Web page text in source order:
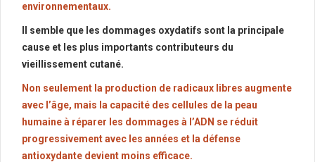
environnementaux.
Il semble que les dommages oxydatifs sont la principale
cause et les plus importants contributeurs du
vieillissement cutané.
Non seulement la production de radicaux libres augmente
avec l’âge, mais la capacité des cellules de la peau
humaine à réparer les dommages à l’ADN se réduit
progressivement avec les années et la défense
antioxydante devient moins efficace.